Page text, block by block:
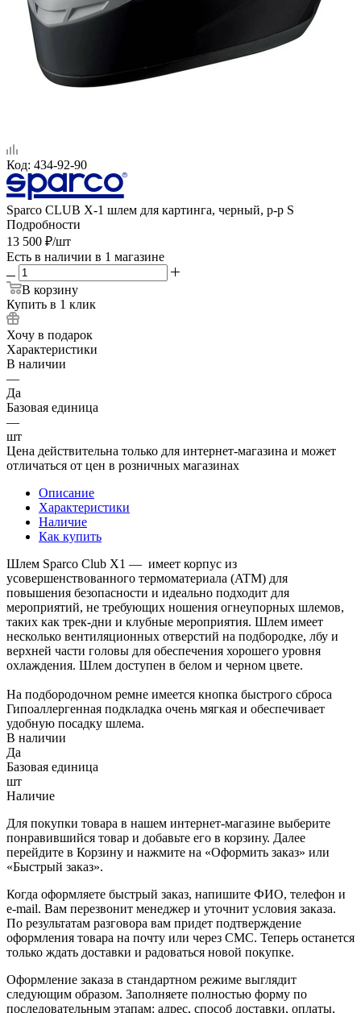
Код: 434-92-90
Sparco CLUB X-1 шлем для картинга, черный, р-р S
Подробности
13 500 ₽/шт
Есть в наличии в 1 магазине
В корзину
Купить в 1 клик
Хочу в подарок
Характеристики
В наличии
—
Да
Базовая единица
—
шт
Цена действительна только для интернет-магазина и может
отличаться от цен в розничных магазинах
Описание
Характеристики
Наличие
Как купить
Шлем Sparco Club X1 — имеет корпус из
усовершенствованного термоматериала (ATM) для
повышения безопасности и идеально подходит для
мероприятий, не требующих ношения огнеупорных шлемов,
таких как трек-дни и клубные мероприятия. Шлем имеет
несколько вентиляционных отверстий на подбородке, лбу и
верхней части головы для обеспечения хорошего уровня
охлаждения. Шлем доступен в белом и черном цвете.
На подбородочном ремне имеется кнопка быстрого сброса
Гипоаллергенная подкладка очень мягкая и обеспечивает
удобную посадку шлема.
В наличии
Да
Базовая единица
шт
Наличие
Для покупки товара в нашем интернет-магазине выберите
понравившийся товар и добавьте его в корзину. Далее
перейдите в Корзину и нажмите на «Оформить заказ» или
«Быстрый заказ».
Когда оформляете быстрый заказ, напишите ФИО, телефон и
e-mail. Вам перезвонит менеджер и уточнит условия заказа.
По результатам разговора вам придет подтверждение
оформления товара на почту или через СМС. Теперь останется
только ждать доставки и радоваться новой покупке.
Оформление заказа в стандартном режиме выглядит
следующим образом. Заполняете полностью форму по
последовательным этапам: адрес, способ доставки, оплаты,